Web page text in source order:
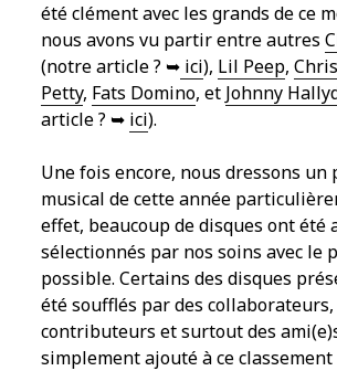
été clément avec les grands de ce
nous avons vu partir entre autres
(notre article ? ➥ ici), Lil Peep,
Petty, Fats Domino, et Johnny
article ? ➥ ici).
Une fois encore, nous dressons
musical de cette année
effet, beaucoup de disques ont été
sélectionnés par nos soins avec le
possible. Certains des disques
été soufflés par des collaborateurs,
contributeurs et surtout des
simplement ajouté à ce